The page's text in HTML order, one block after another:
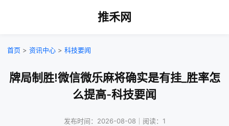
推禾网
首页 > 资讯中心 > 科技要闻
牌局制胜!微信微乐麻将确实是有挂_胜率怎
么提高-科技要闻
发布时间：2026-08-08｜阅读：1